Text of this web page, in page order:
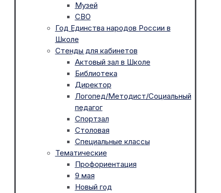
Музей
СВО
Год Единства народов России в
Школе
Стенды для кабинетов
Актовый зал в Школе
Библиотека
Директор
Логопед/Методист/Социальный
педагог
Спортзал
Столовая
Специальные классы
Тематические
Профориентация
9 мая
Новый год